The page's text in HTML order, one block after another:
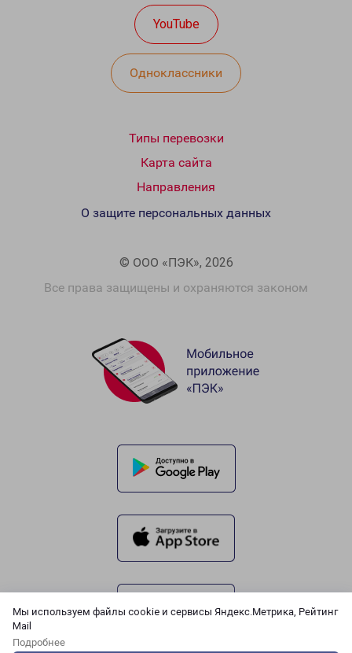
Мы используем файлы cookie и сервисы Яндекс.Метрика, Рейтинг
Mail
Подробнее
YouTube
Одноклассники
Типы перевозки
Карта сайта
Направления
© ООО «ПЭК», 2026
Все права защищены и охраняются законом
О защите персональных данных